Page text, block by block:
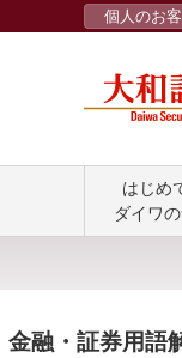
個人のお
はじめ
ダイワ
金融・証券用語